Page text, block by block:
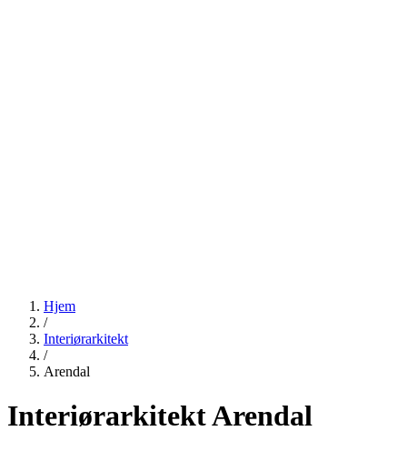
Hjem
/
Interiørarkitekt
/
Arendal
Interiørarkitekt Arendal